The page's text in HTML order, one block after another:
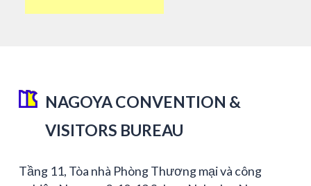
NAGOYA CONVENTION &
VISITORS BUREAU
Tầng 11, Tòa nhà Phòng Thương mại và công